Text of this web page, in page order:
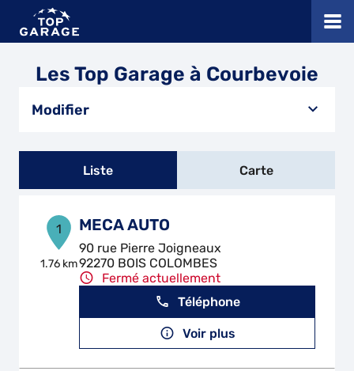
Les Top Garage à Courbevoie
Modifier
Liste Carte
1
1.76 km
MECA AUTO
90 rue Pierre Joigneaux
92270 BOIS COLOMBES
Fermé actuellement
Téléphone
Voir plus